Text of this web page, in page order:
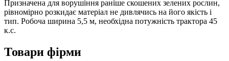
Призначена для ворушіння раніше скошених зелених рослин,
рівномірно розкидає матеріал не дивлячись на його якість і
тип. Робоча ширина 5,5 м, необхідна потужність трактора 45
к.с.
Товари фірми